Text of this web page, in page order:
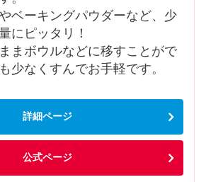
ベーキングパウダーなど、少
にピッタリ！
まボウルなどに移すことがで
少なくすんでお手軽です。
詳細ページ
公式ページ